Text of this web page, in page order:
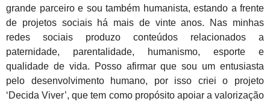
grande parceiro e sou também humanista, estando a frente
de projetos sociais há mais de vinte anos. Nas minhas
redes sociais produzo conteúdos relacionados a
paternidade, parentalidade, humanismo, esporte e
qualidade de vida. Posso afirmar que sou um entusiasta
pelo desenvolvimento humano, por isso criei o projeto
‘Decida Viver’, que tem como propósito apoiar a valorização